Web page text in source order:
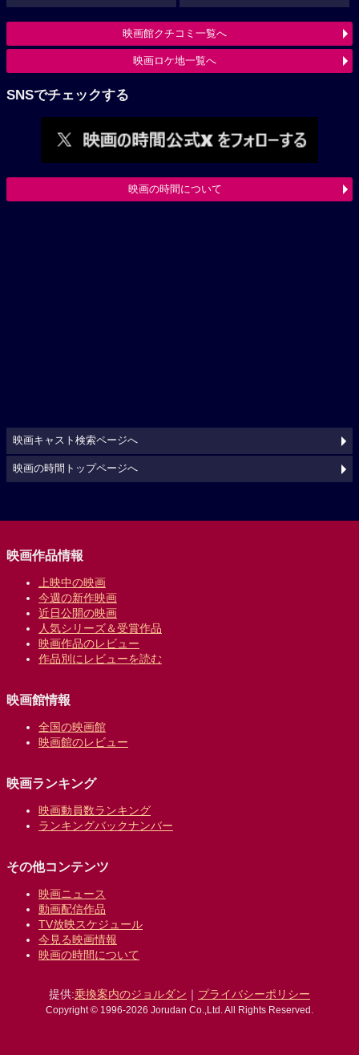
映画館クチコミ一覧へ
映画ロケ地一覧へ
SNSでチェックする
映画の時間について
映画キャスト検索ページへ
映画の時間トップページへ
映画作品情報
上映中の映画
今週の新作映画
近日公開の映画
人気シリーズ＆受賞作品
映画作品のレビュー
作品別にレビューを読む
映画館情報
全国の映画館
映画館のレビュー
映画ランキング
映画動員数ランキング
ランキングバックナンバー
その他コンテンツ
映画ニュース
動画配信作品
TV放映スケジュール
今見る映画情報
映画の時間について
提供:乗換案内のジョルダン ｜ プライバシーポリシー
Copyright © 1996-2026 Jorudan Co.,Ltd. All Rights Reserved.